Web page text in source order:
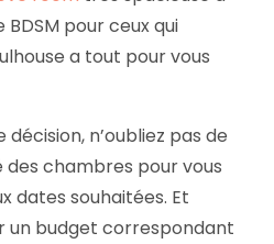
pour ceux qui
a tout pour vous
n’oubliez pas de
chambres pour vous
dates souhaitées. Et
un budget correspondant